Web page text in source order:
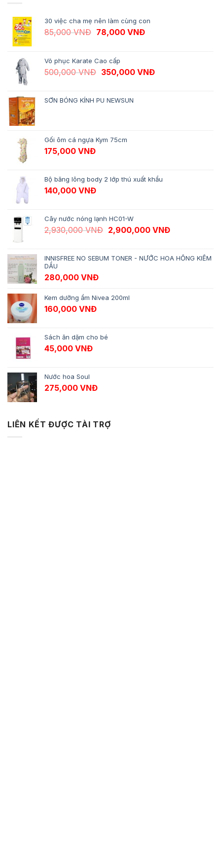
30 việc cha mẹ nên làm cùng con
85,000VNĐ Giá gốc là: 85,000 VNĐ.
78,000 VNĐGiá hiện tại là:
Võ phục Karate Cao cấp
500,000VNĐ Giá gốc là: 500,000 VNĐ.
350,000 VNĐGiá hiện tại là:
SƠN BÓNG KÍNH PU NEWSUN
Gối ôm cá ngựa Kym 75cm
175,000 VNĐ
Bộ băng lông body 2 lớp thú xuất khẩu
140,000 VNĐ
Cây nước nóng lạnh HC01-W
2,930,000VNĐ Giá gốc là: 2,930,000 VNĐ.
2,900,000 VNĐGiá hiện tại
INNISFREE NO SEBUM TONER - NƯỚC HOA HỒNG KIỀM
DẦU
280,000 VNĐ
Kem dưỡng ẩm Nivea 200ml
160,000 VNĐ
Sách ăn dặm cho bé
45,000 VNĐ
Nước hoa Soul
275,000 VNĐ
LIÊN KẾT ĐƯỢC TÀI TRỢ